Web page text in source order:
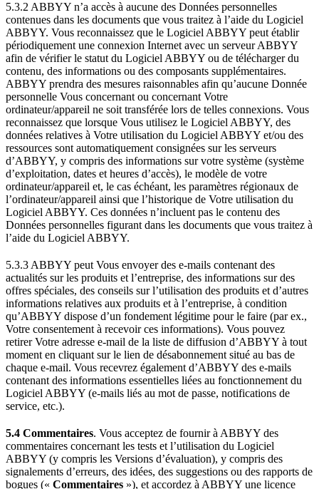
5.3.2 ABBYY n’a accès à aucune des Données personnelles
contenues dans les documents que vous traitez à l’aide du Logiciel
ABBYY. Vous reconnaissez que le Logiciel ABBYY peut établir
périodiquement une connexion Internet avec un serveur ABBYY
afin de vérifier le statut du Logiciel ABBYY ou de télécharger du
contenu, des informations ou des composants supplémentaires.
ABBYY prendra des mesures raisonnables afin qu’aucune Donnée
personnelle Vous concernant ou concernant Votre
ordinateur/appareil ne soit transférée lors de telles connexions. Vous
reconnaissez que lorsque Vous utilisez le Logiciel ABBYY, des
données relatives à Votre utilisation du Logiciel ABBYY et/ou des
ressources sont automatiquement consignées sur les serveurs
d’ABBYY, y compris des informations sur votre système (système
d’exploitation, dates et heures d’accès), le modèle de votre
ordinateur/appareil et, le cas échéant, les paramètres régionaux de
l’ordinateur/appareil ainsi que l’historique de Votre utilisation du
Logiciel ABBYY. Ces données n’incluent pas le contenu des
Données personnelles figurant dans les documents que vous traitez à
l’aide du Logiciel ABBYY.
5.3.3 ABBYY peut Vous envoyer des e-mails contenant des
actualités sur les produits et l’entreprise, des informations sur des
offres spéciales, des conseils sur l’utilisation des produits et d’autres
informations relatives aux produits et à l’entreprise, à condition
qu’ABBYY dispose d’un fondement légitime pour le faire (par ex.,
Votre consentement à recevoir ces informations). Vous pouvez
retirer Votre adresse e-mail de la liste de diffusion d’ABBYY à tout
moment en cliquant sur le lien de désabonnement situé au bas de
chaque e-mail. Vous recevrez également d’ABBYY des e-mails
contenant des informations essentielles liées au fonctionnement du
Logiciel ABBYY (e-mails liés au mot de passe, notifications de
service, etc.).
5.4 Commentaires. Vous acceptez de fournir à ABBYY des
commentaires concernant les tests et l’utilisation du Logiciel
ABBYY (y compris les Versions d’évaluation), y compris des
signalements d’erreurs, des idées, des suggestions ou des rapports de
bogues (« Commentaires »), et accordez à ABBYY une licence